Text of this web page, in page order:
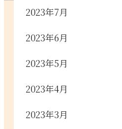
2023年7月
2023年6月
2023年5月
2023年4月
2023年3月